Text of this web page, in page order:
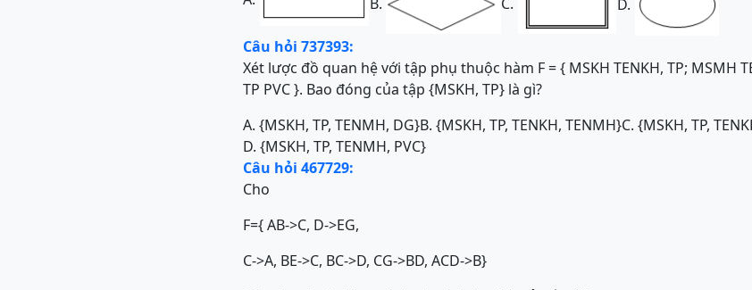
D.
Câu hỏi 737393:
Xét lược đồ quan hệ với tập phụ thuộc hàm F = { MSKH TENKH, TP; MSMH
TP PVC }. Bao đóng của tập {MSKH, TP} là gì?
A. {MSKH, TP, TENMH, DG}B. {MSKH, TP, TENKH, TENMH}C. {MSKH, TP,
D. {MSKH, TP, TENMH, PVC}
Câu hỏi 467729:
Cho
F={ AB->C, D->EG,
C->A, BE->C, BC->D, CG->BD, ACD->B}